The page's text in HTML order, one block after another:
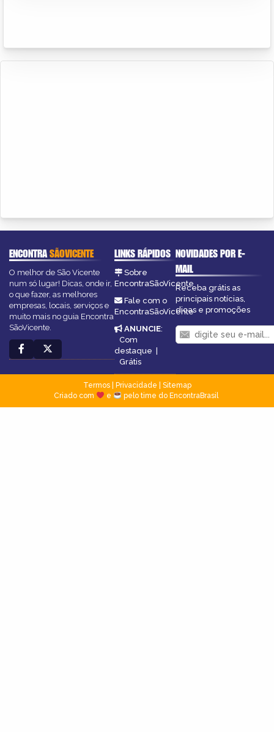
ENCONTRASÃOVICENTE
O melhor de São Vicente
num só lugar! Dicas, onde ir,
o que fazer, as melhores
empresas, locais, serviços e
muito mais no guia Encontra
SãoVicente.
LINKS RÁPIDOS
Sobre
EncontraSãoVicente
Fale com o
EncontraSãoVicente
ANUNCIE:
Com
destaque |
Grátis
NOVIDADES POR E-
MAIL
Receba grátis as
principais notícias,
dicas e promoções
Termos| Privacidade
Sitemap
Criado com
e pelo time do EncontraBrasil